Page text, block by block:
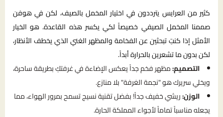
كثير من العرايس يترددون في اختيار المخمل بالصيف، لكن في هوفن
صممنا المخمل الصيفي خصيصاً لكي يكسر هذه القاعدة. هو الخيار
الأمثل إذا كنتِ تبحثين عن الفخامة والمظهر الغني الذي يخطف الأنظار،
لكن بدون ما تشعرين بالحرارة أبداً.
التصميم:مظهر فخم جداً يعكس الإضاءة في غرفتكِ بطريقة ساحرة،
ويخلي سريرك هو "نجمة الغرفة" بلا منازع.
الوزن:ريشي خفيف جداً! بفضل تقنية نسيج تسمح بمرور الهواء، مما
يجعله مناسباً تماماً لأجواء المملكة الحارة.